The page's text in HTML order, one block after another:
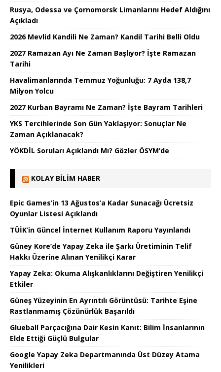
Rusya, Odessa ve Çornomorsk Limanlarını Hedef Aldığını
Açıkladı
2026 Mevlid Kandili Ne Zaman? Kandil Tarihi Belli Oldu
2027 Ramazan Ayı Ne Zaman Başlıyor? İşte Ramazan
Tarihi
Havalimanlarında Temmuz Yoğunluğu: 7 Ayda 138,7
Milyon Yolcu
2027 Kurban Bayramı Ne Zaman? İşte Bayram Tarihleri
YKS Tercihlerinde Son Gün Yaklaşıyor: Sonuçlar Ne
Zaman Açıklanacak?
YÖKDİL Soruları Açıklandı Mı? Gözler ÖSYM’de
KOLAY BILIM HABER
Epic Games’in 13 Ağustos’a Kadar Sunacağı Ücretsiz
Oyunlar Listesi Açıklandı
TÜİK’in Güncel İnternet Kullanım Raporu Yayınlandı
Güney Kore’de Yapay Zeka ile Şarkı Üretiminin Telif
Hakkı Üzerine Alınan Yenilikçi Karar
Yapay Zeka: Okuma Alışkanlıklarını Değiştiren Yenilikçi
Etkiler
Güneş Yüzeyinin En Ayrıntılı Görüntüsü: Tarihte Eşine
Rastlanmamış Çözünürlük Başarıldı
Glueball Parçacığına Dair Kesin Kanıt: Bilim İnsanlarının
Elde Ettiği Güçlü Bulgular
Google Yapay Zeka Departmanında Üst Düzey Atama
Yenilikleri